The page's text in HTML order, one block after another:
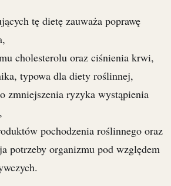
tę dietę zauważa poprawę
cholesterolu oraz ciśnienia krwi,
typowa dla diety roślinnej,
zmniejszenia ryzyka wystąpienia
pochodzenia roślinnego oraz
potrzeby organizmu pod względem